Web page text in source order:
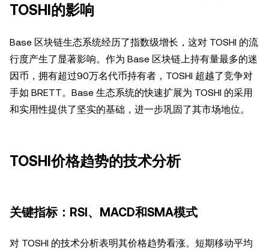
TOSHI的影响
Base 区块链生态系统经历了指数级增长，这对 TOSHI 的流
行度产生了显著影响。作为 Base 区块链上持有量最多的迷
因币，拥有超过90万名代币持有者，TOSHI 超越了竞争对
手如 BRETT。Base 生态系统的快速扩展为 TOSHI 的采用
和实用性提供了坚实的基础，进一步巩固了其市场地位。
TOSHI价格趋势的技术分析
关键指标：RSI、MACD和SMA模式
对 TOSHI 的技术分析表明其价格趋势看涨。短期移动平均